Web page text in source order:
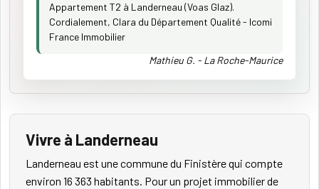
Appartement T2 à Landerneau (Voas Glaz).
Cordialement, Clara du Département Qualité - Icomi
France Immobilier
Mathieu G. - La Roche-Maurice
Vivre à Landerneau
Landerneau est une commune du Finistère qui compte
environ 16 363 habitants. Pour un projet immobilier de